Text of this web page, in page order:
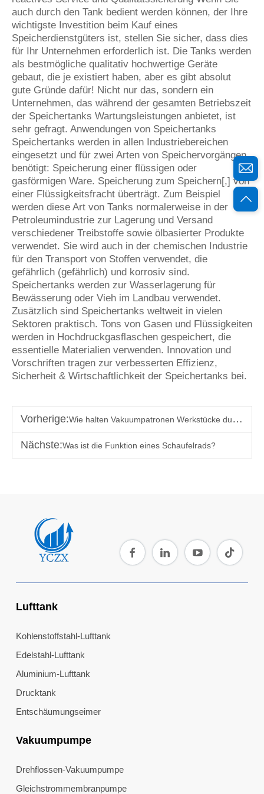
auch durch den Tank bedient werden können, der Ihre
wichtigste Investition beim Kauf eines
Speicherdienstgüters ist, stellen Sie sicher, dass dies
für Ihr Unternehmen erforderlich ist. Die Tanks werden
als bestmögliche qualitativ hochwertige Geräte
gebaut, die je existiert haben, aber es gibt absolut
gute Gründe dafür! Nicht nur das, sondern ein
Unternehmen, das während der gesamten Betriebszeit
der Speichertanks Wartungsleistungen anbietet, ist
sehr gefragt. Anwendungen von Speichertanks
Speichertanks werden in allen Industriebereichen
eingesetzt und für zwei Arten von Speichervorgängen
benötigt: Speicherung einer flüssigen oder
gasförmigen Ware. Speicherung zum Speichern[,] von
einer Flüssigkeitsfracht überträgt. Zum Beispiel
werden diese Art von Tanks normalerweise in der
Petroleumindustrie zur Lagerung und Versand
verschiedener Treibstoffe sowie ölbasierter Produkte
verwendet. Sie wird auch in der chemischen Industrie
für den Transport von Stoffen verwendet, die
gefährlich (gefährlich) und korrosiv sind.
Speichertanks werden zur Wasserlagerung für
Bewässerung oder Vieh im Landbau verwendet.
Zusätzlich sind Speichertanks weltweit in vielen
Sektoren praktisch. Tons von Gasen und Flüssigkeiten
werden in Hochdruckgasflaschen gespeichert, die
essentielle Materialien verwenden. Innovation und
Vorschriften tragen zur verbesserten Effizienz,
Sicherheit & Wirtschaftlichkeit der Speichertanks bei.
Vorherige:Wie halten Vakuumpatronen Werkstücke durch?
Nächste:Was ist die Funktion eines Schaufelrads?
Lufttank
Kohlenstoffstahl-Lufttank
Edelstahl-Lufttank
Aluminium-Lufttank
Drucktank
Entschäumungseimer
Vakuumpumpe
Drehflossen-Vakuumpumpe
Gleichstrommembranpumpe